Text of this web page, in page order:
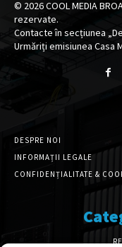
© 2026COOL MEDIA
rezervate.
Contacte în secțiunea
Urmăriți emisiunea Casa
DESPRE NOI
INFORMAȚII LEGALE
CONFIDENȚIALITATE &